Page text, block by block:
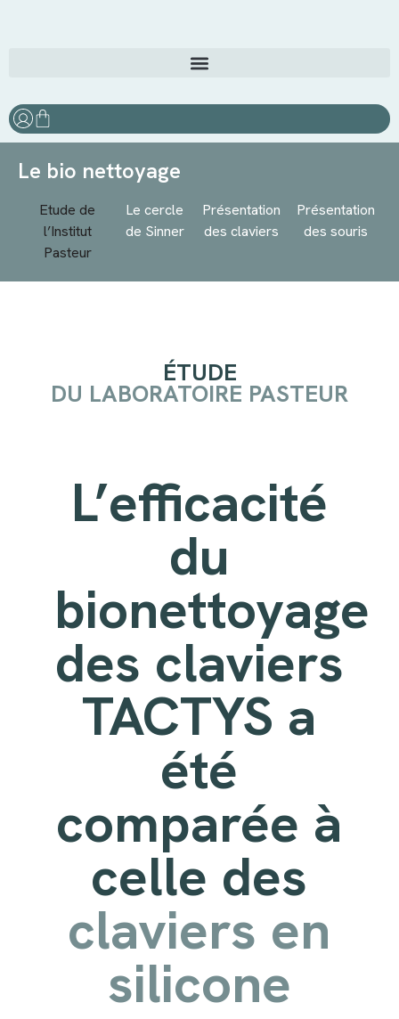
Le bio nettoyage
Etude de
l’Institut
Pasteur
Le cercle
de Sinner
Présentation
des claviers
Présentation
des souris
ÉTUDE
DU LABORATOIRE PASTEUR
L’efficacité
du
bionettoyage
des claviers
TACTYS a
été
comparée à
celle des
claviers en
silicone